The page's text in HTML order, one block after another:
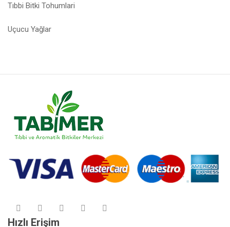
Tıbbi Bitki Tohumlari
Uçucu Yağlar
Hızlı Erişim